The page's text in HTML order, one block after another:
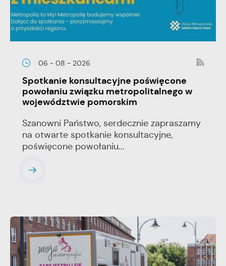
06 - 08 - 2026
Spotkanie konsultacyjne poświęcone
powołaniu związku metropolitalnego w
województwie pomorskim
Szanowni Państwo, serdecznie zapraszamy
na otwarte spotkanie konsultacyjne,
poświęcone powołaniu...